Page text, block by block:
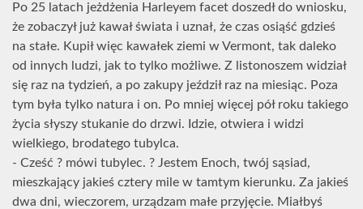
Po 25 latach jeżdżenia Harleyem facet doszedł do wniosku,
że zobaczył już kawał świata i uznał, że czas osiąść gdzieś
na stałe. Kupił więc kawałek ziemi w Vermont, tak daleko
od innych ludzi, jak to tylko możliwe. Z listonoszem widział
się raz na tydzień, a po zakupy jeździł raz na miesiąc. Poza
tym była tylko natura i on. Po mniej więcej pół roku takiego
życia słyszy stukanie do drzwi. Idzie, otwiera i widzi
wielkiego, brodatego tubylca.
- Cześć ? mówi tubylec. ? Jestem Enoch, twój sąsiad,
mieszkający jakieś cztery mile w tamtym kierunku. Za jakieś
dwa dni, wieczorem, urządzam małe przyjęcie. Miałbyś